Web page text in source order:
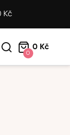
Kč
0
0 Kč